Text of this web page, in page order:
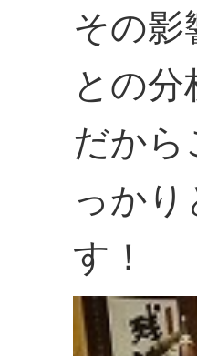
その影
との
だから
っか
す！